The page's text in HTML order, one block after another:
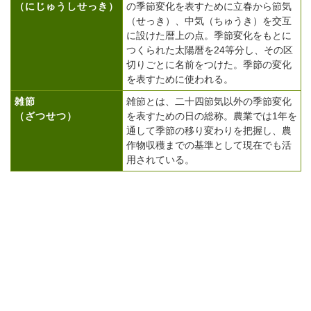
（にじゅうしせっき）
の季節変化を表すために立春から節気
（せっき）、中気（ちゅうき）を交互
に設けた暦上の点。季節変化をもとに
つくられた太陽暦を24等分し、その区
切りごとに名前をつけた。季節の変化
を表すために使われる。
雑節
（ざつせつ）
雑節とは、二十四節気以外の季節変化
を表すための日の総称。農業では1年を
通して季節の移り変わりを把握し、農
作物収穫までの基準として現在でも活
用されている。